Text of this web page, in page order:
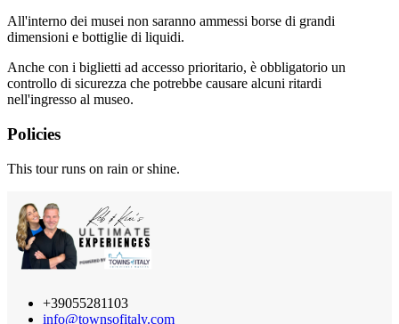
All'interno dei musei non saranno ammessi borse di grandi
dimensioni e bottiglie di liquidi.
Anche con i biglietti ad accesso prioritario, è obbligatorio un
controllo di sicurezza che potrebbe causare alcuni ritardi
nell'ingresso al museo.
Policies
This tour runs on rain or shine.
+39055281103
info@townsofitaly.com